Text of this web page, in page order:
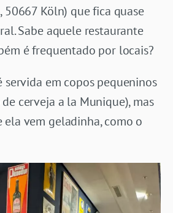
50667 Köln) que fica quase
Sabe aquele restaurante
é frequentado por locais?
servida em copos pequeninos
cerveja a la Munique), mas
ela vem geladinha, como o